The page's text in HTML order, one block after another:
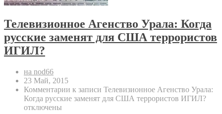
Телевизионное Агенство Урала: Когда
русские заменят для США террористов
ИГИЛ?
на nod66
23 Май, 2015
Комментарии к записи Телевизионное Агенство Урала:
Когда русские заменят для США террористов ИГИЛ?
отключены